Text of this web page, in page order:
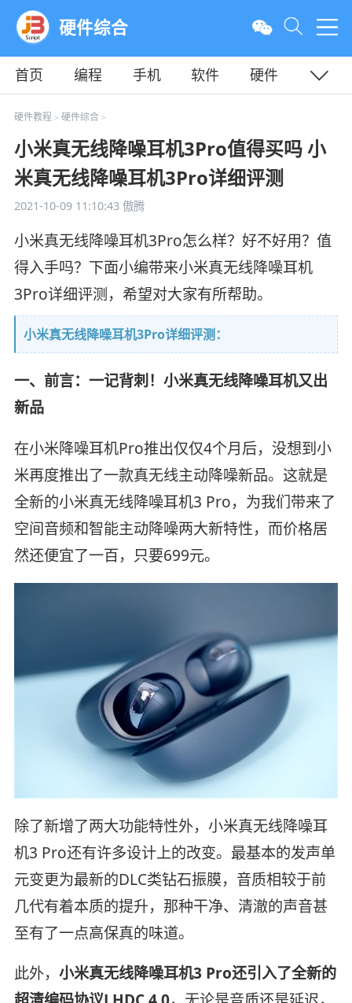
硬件综合
首页 编程 手机 软件
硬件
教程
平面
硬件教程 > 硬件综合>
小米真无线降噪耳机3Pro值得买吗 小
米真无线降噪耳机3Pro详细评测
2021-10-09 11:10:43傲腾
小米真无线降噪耳机3Pro怎么样？好不好用？值
得入手吗？下面小编带来小米真无线降噪耳机
3Pro详细评测，希望对大家有所帮助。
小米真无线降噪耳机3Pro详细评测：
一、前言：一记背刺！小米真无线降噪耳机又出
新品
在小米降噪耳机Pro推出仅仅4个月后，没想到小
米再度推出了一款真无线主动降噪新品。这就是
全新的小米真无线降噪耳机3 Pro，为我们带来了
空间音频和智能主动降噪两大新特性，而价格居
然还便宜了一百，只要699元。
除了新增了两大功能特性外，小米真无线降噪耳
机3 Pro还有许多设计上的改变。最基本的发声单
元变更为最新的DLC类钻石振膜，音质相较于前
几代有着本质的提升，那种干净、清澈的声音甚
至有了一点高保真的味道。
此外， 小米真无线降噪耳机3 Pro还引入了全新的